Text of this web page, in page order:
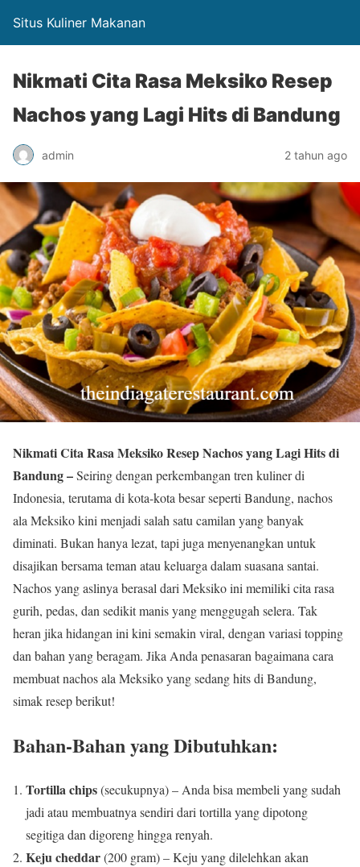
Situs Kuliner Makanan
Nikmati Cita Rasa Meksiko Resep
Nachos yang Lagi Hits di Bandung
admin 2 tahun ago
Nikmati Cita Rasa Meksiko Resep Nachos yang Lagi Hits di
Bandung –Seiring dengan perkembangan tren kuliner di
Indonesia, terutama di kota-kota besar seperti Bandung, nachos
ala Meksiko kini menjadi salah satu camilan yang banyak
diminati. Bukan hanya lezat, tapi juga menyenangkan untuk
disajikan bersama teman atau keluarga dalam suasana santai.
Nachos yang aslinya berasal dari Meksiko ini memiliki cita rasa
gurih, pedas, dan sedikit manis yang menggugah selera. Tak
heran jika hidangan ini kini semakin viral, dengan variasi topping
dan bahan yang beragam. Jika Anda penasaran bagaimana cara
membuat nachos ala Meksiko yang sedang hits di Bandung,
simak resep berikut!
Bahan-Bahan yang Dibutuhkan:
Tortilla chips(secukupnya) – Anda bisa membeli yang sudah
jadi atau membuatnya sendiri dari tortilla yang dipotong
segitiga dan digoreng hingga renyah.
Keju cheddar(200 gram) – Keju yang dilelehkan akan